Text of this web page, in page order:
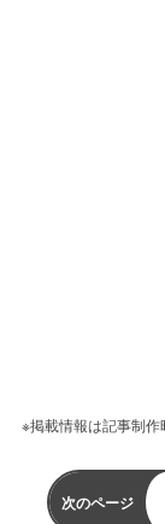
※掲載情報は記事制作
次のページ